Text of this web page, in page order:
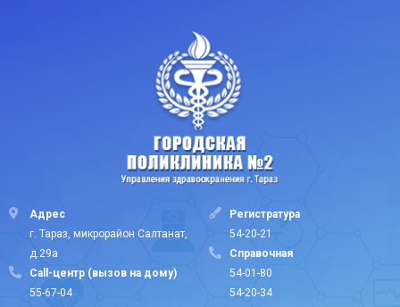
Адрес
г. Тараз, микрорайон Салтанат,
д.29а
Call-центр (вызов на дому)
55-67-04
Регистратура
54-20-21
Cправочная
54-01-80
54-20-34